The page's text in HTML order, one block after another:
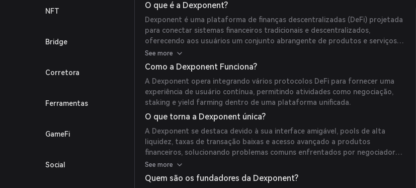
NFT
Bridge
Corretora
Ferramentas
GameFi
Social
O que é a Dexponent?
Dexponent é uma plataforma de finanças descentralizadas (DeFi) projetada
para conectar sistemas financeiros tradicionais e descentralizados,
oferecendo aos usuários um conjunto abrangente de produtos e serviços
financeiros.
See more
Como a Dexponent Funciona?
A Dexponent opera integrando vários protocolos DeFi para fornecer uma
experiência de usuário contínua, permitindo atividades como negociação,
staking e yield farming dentro de uma plataforma unificada.
O que torna a Dexponent única?
A Dexponent se destaca devido à sua interface amigável, pools de alta
liquidez, taxas de transação baixas e acesso avançado a produtos
financeiros, solucionando problemas comuns enfrentados por negociadores
em outras plataformas DeFi.
See more
Quem são os fundadores da Dexponent?